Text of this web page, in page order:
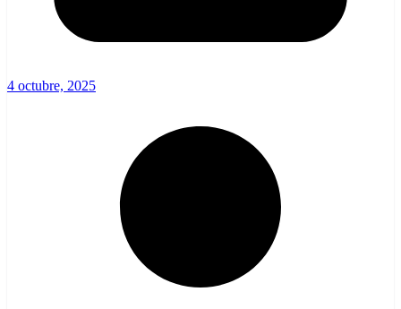
4 octubre, 2025